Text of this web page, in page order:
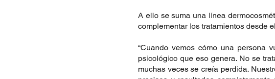
A ello se suma una línea
complementar los tratamientos desde
“Cuando vemos cómo una persona
psicológico que eso genera. No se
muchas veces se creía perdida.